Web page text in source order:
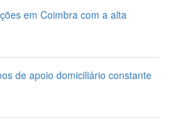
em Coimbra com a alta
de apoio domiciliário constante